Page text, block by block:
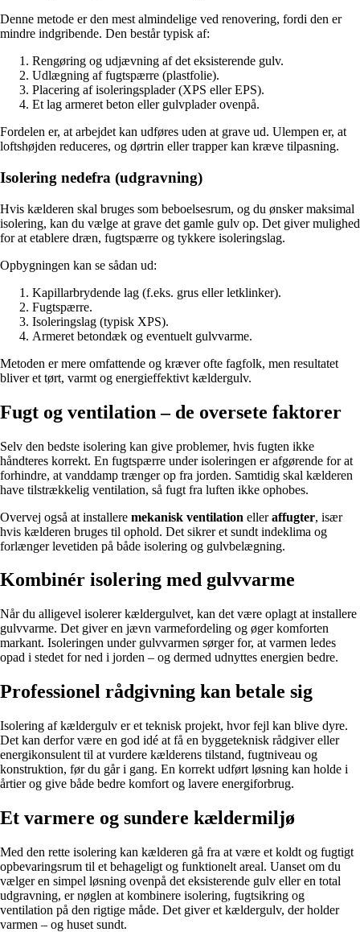
Denne metode er den mest almindelige ved renovering, fordi den er
mindre indgribende. Den består typisk af:
Rengøring og udjævning af det eksisterende gulv.
Udlægning af fugtspærre (plastfolie).
Placering af isoleringsplader (XPS eller EPS).
Et lag armeret beton eller gulvplader ovenpå.
Fordelen er, at arbejdet kan udføres uden at grave ud. Ulempen er, at
loftshøjden reduceres, og dørtrin eller trapper kan kræve tilpasning.
Isolering nedefra (udgravning)
Hvis kælderen skal bruges som beboelsesrum, og du ønsker maksimal
isolering, kan du vælge at grave det gamle gulv op. Det giver mulighed
for at etablere dræn, fugtspærre og tykkere isoleringslag.
Opbygningen kan se sådan ud:
Kapillarbrydende lag (f.eks. grus eller letklinker).
Fugtspærre.
Isoleringslag (typisk XPS).
Armeret betondæk og eventuelt gulvvarme.
Metoden er mere omfattende og kræver ofte fagfolk, men resultatet
bliver et tørt, varmt og energieffektivt kældergulv.
Fugt og ventilation – de oversete faktorer
Selv den bedste isolering kan give problemer, hvis fugten ikke
håndteres korrekt. En fugtspærre under isoleringen er afgørende for at
forhindre, at vanddamp trænger op fra jorden. Samtidig skal kælderen
have tilstrækkelig ventilation, så fugt fra luften ikke ophobes.
Overvej også at installere mekanisk ventilation elleraffugter, især
hvis kælderen bruges til ophold. Det sikrer et sundt indeklima og
forlænger levetiden på både isolering og gulvbelægning.
Kombinér isolering med gulvvarme
Når du alligevel isolerer kældergulvet, kan det være oplagt at installere
gulvvarme. Det giver en jævn varmefordeling og øger komforten
markant. Isoleringen under gulvvarmen sørger for, at varmen ledes
opad i stedet for ned i jorden – og dermed udnyttes energien bedre.
Professionel rådgivning kan betale sig
Isolering af kældergulv er et teknisk projekt, hvor fejl kan blive dyre.
Det kan derfor være en god idé at få en byggeteknisk rådgiver eller
energikonsulent til at vurdere kælderens tilstand, fugtniveau og
konstruktion, før du går i gang. En korrekt udført løsning kan holde i
årtier og give både bedre komfort og lavere energiforbrug.
Et varmere og sundere kældermiljø
Med den rette isolering kan kælderen gå fra at være et koldt og fugtigt
opbevaringsrum til et behageligt og funktionelt areal. Uanset om du
vælger en simpel løsning ovenpå det eksisterende gulv eller en total
udgravning, er nøglen at kombinere isolering, fugtsikring og
ventilation på den rigtige måde. Det giver et kældergulv, der holder
varmen – og huset sundt.